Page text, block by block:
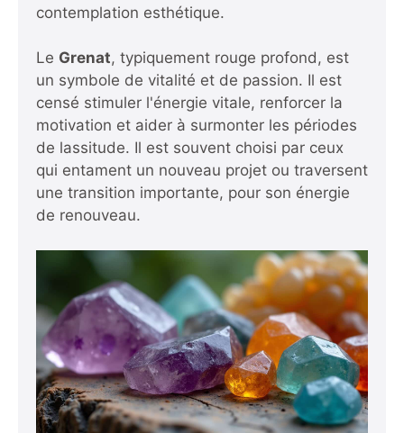
contemplation esthétique.
Le Grenat, typiquement rouge profond, est
un symbole de vitalité et de passion. Il est
censé stimuler l'énergie vitale, renforcer la
motivation et aider à surmonter les périodes
de lassitude. Il est souvent choisi par ceux
qui entament un nouveau projet ou traversent
une transition importante, pour son énergie
de renouveau.